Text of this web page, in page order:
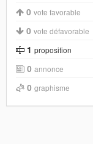
0 vote favorable
0 vote défavorable
1 proposition
0 annonce
0 graphisme